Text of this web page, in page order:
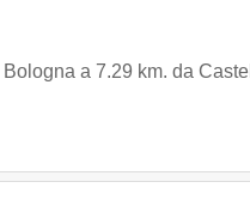
Bologna a 7.29 km. da Castel